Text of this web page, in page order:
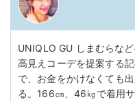
UNIQLO GU しまむらな
高見えコーデを提案する
で、お金をかけなくても
る。166㎝、46㎏で着用